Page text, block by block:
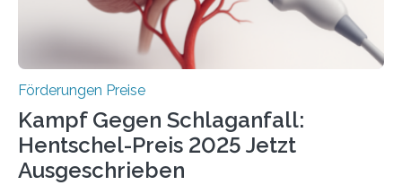
Wirtschaft und Energie eine gute Nachricht:
Überplanmäßige Verpflichtungsermächtigungen in
Förderungen Preise
Kampf Gegen Schlaganfall:
Hentschel-Preis 2025 Jetzt
Ausgeschrieben